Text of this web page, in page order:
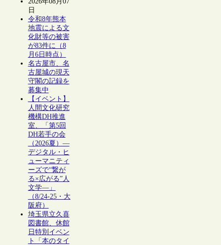
日
令和8年熊本
地震による文
化財等の被害
が83件に（8
月6日時点）
名古屋市、名
古屋城の現天
守閣の記録を
募集中
【イベント】
人間文化研究
機構DH推進
室、「第5回
DH若手の会
（2026夏）―
デジタル・ヒ
ューマニティ
ーズで“繋が
る×広がる”人
文学―」
（8/24-25・大
阪府）
埼玉県立久喜
図書館、休館
日特別イベン
ト「本のタイ